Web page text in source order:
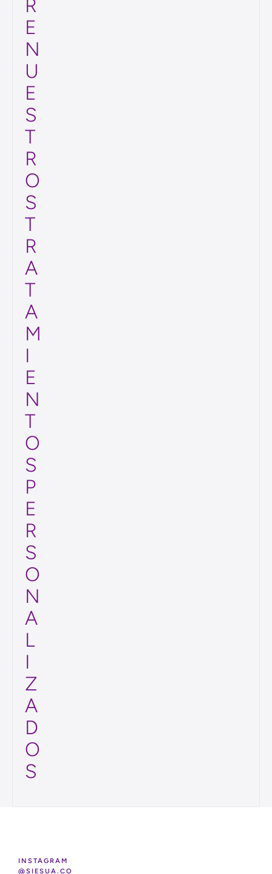
S
S
O
B
R
E
N
U
E
S
T
R
O
S
T
R
A
T
A
M
I
E
N
T
O
S
P
E
R
S
O
N
A
L
I
Z
S